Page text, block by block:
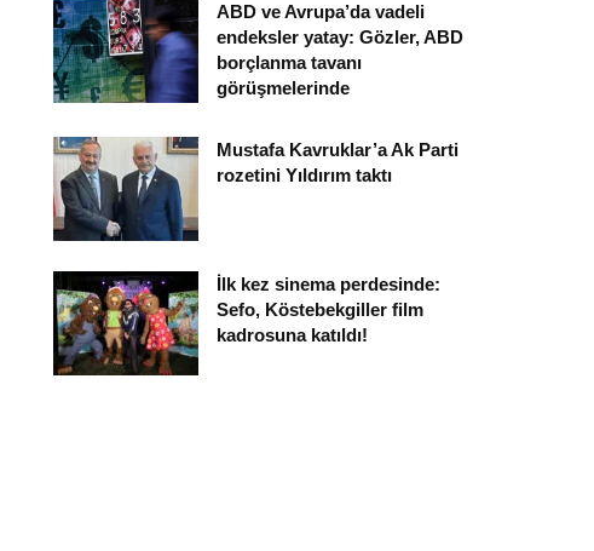
ABD ve Avrupa’da vadeli
endeksler yatay: Gözler, ABD
borçlanma tavanı
görüşmelerinde
Mustafa Kavruklar’a Ak Parti
rozetini Yıldırım taktı
İlk kez sinema perdesinde:
Sefo, Köstebekgiller film
kadrosuna katıldı!